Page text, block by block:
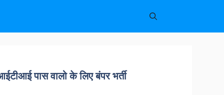
पास वालो के लिए बंपर भर्ती